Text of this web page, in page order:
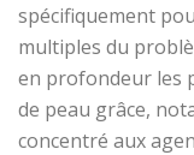
spécifiquement
multiples du
en profondeur les
de peau grâce,
concentré aux